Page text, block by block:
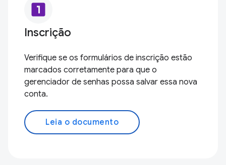
looks_one
Inscrição
Verifique se os formulários de inscrição estão
marcados corretamente para que o
gerenciador de senhas possa salvar essa nova
conta.
Leia o documento